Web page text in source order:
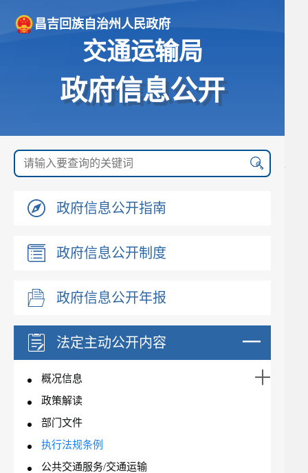
昌吉回族自治州人民政府
交通运输局
政府信息公开
政府信息公开指南
政府信息公开制度
政府信息公开年报
法定主动公开内容
概况信息
政策解读
部门文件
执行法规条例
公共交通服务/交通运输